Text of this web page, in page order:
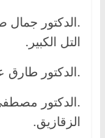
.الدكتور
التل الكبير.
.الدكتور طارق
.الدكتور
الزقازيق.